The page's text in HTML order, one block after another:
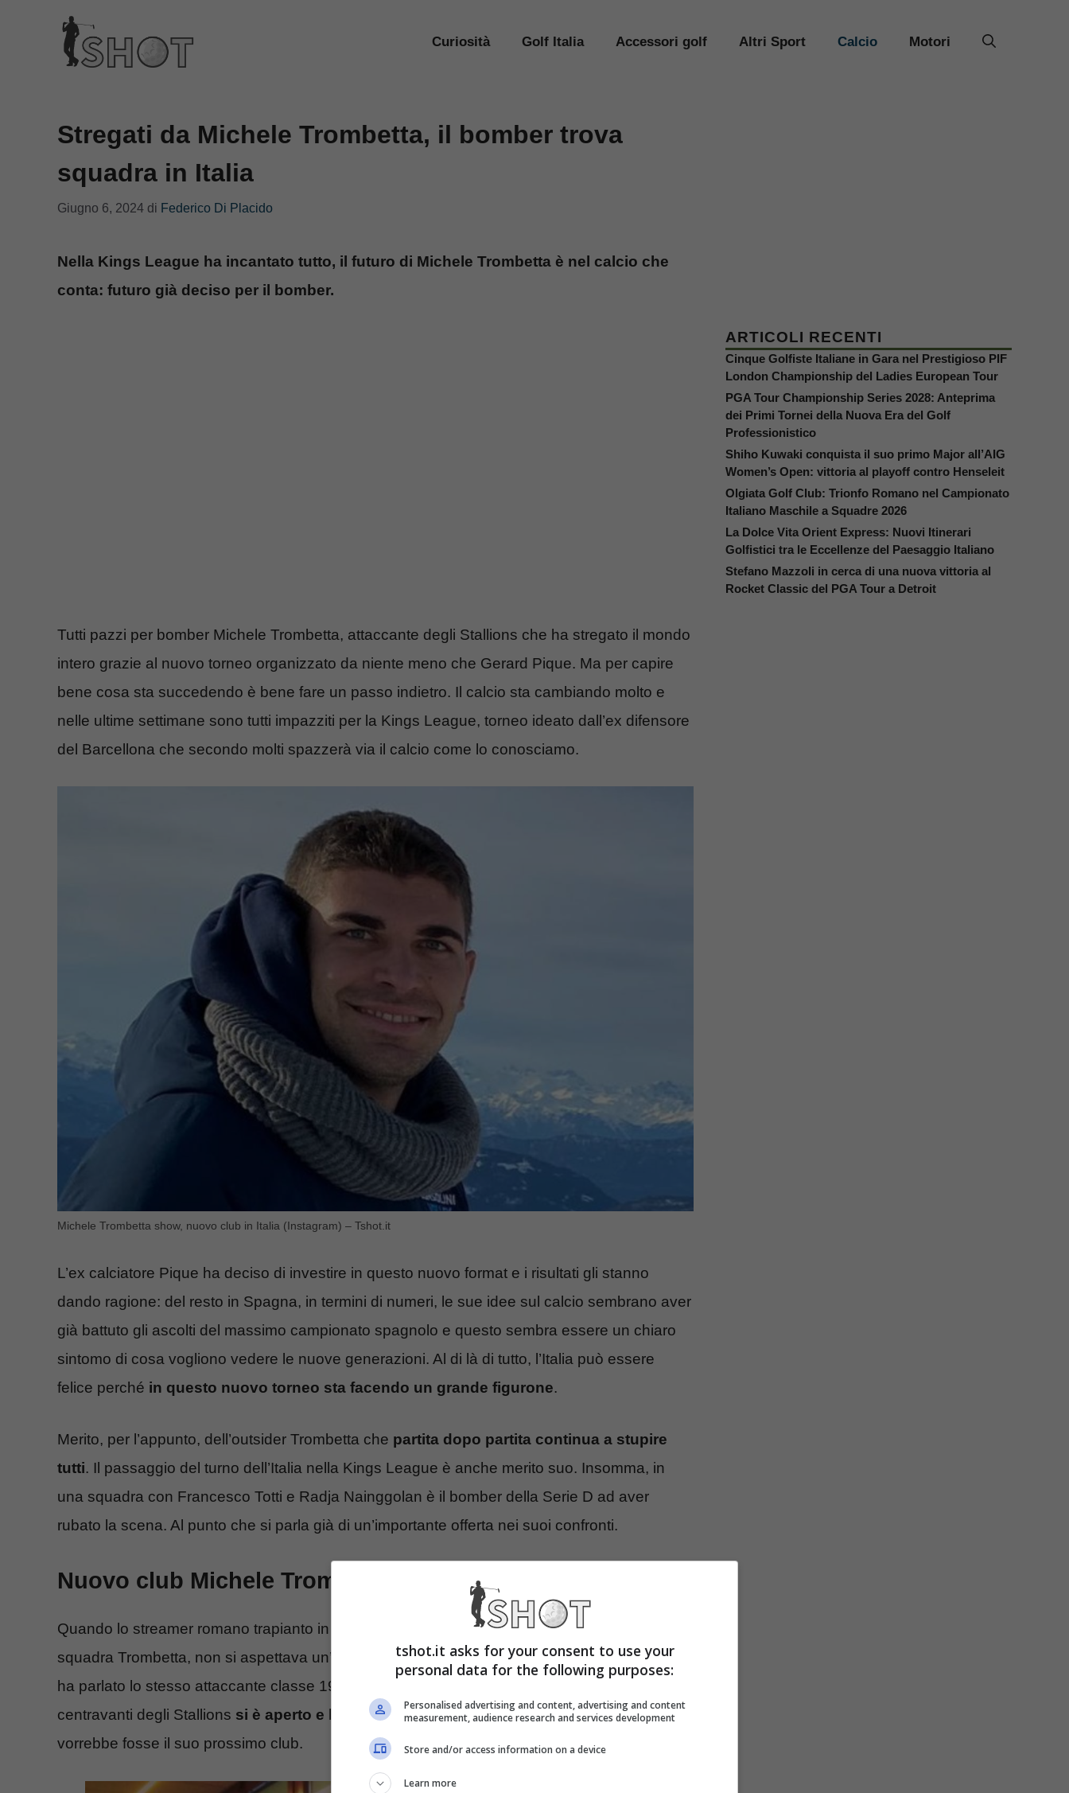
contenuto
Curiosità Golf Italia Accessori golf Altri Sport Calcio Motori
Stregati da Michele Trombetta, il bomber trova
squadra in Italia
Giugno 6, 2024 di Federico Di Placido
Nella Kings League ha incantato tutto, il futuro di Michele Trombetta è nel calcio che
conta: futuro già deciso per il bomber.
Tutti pazzi per bomber Michele Trombetta, attaccante degli Stallions che ha stregato il mondo
intero grazie al nuovo torneo organizzato da niente meno che Gerard Pique. Ma per capire
bene cosa sta succedendo è bene fare un passo indietro. Il calcio sta cambiando molto e
nelle ultime settimane sono tutti impazziti per la Kings League, torneo ideato dall’ex difensore
del Barcellona che secondo molti spazzerà via il calcio come lo conosciamo.
Michele Trombetta show, nuovo club in Italia (Instagram) – Tshot.it
L’ex calciatore Pique ha deciso di investire in questo nuovo format e i risultati gli stanno
dando ragione: del resto in Spagna, in termini di numeri, le sue idee sul calcio sembrano aver
già battuto gli ascolti del massimo campionato spagnolo e questo sembra essere un chiaro
sintomo di cosa vogliono vedere le nuove generazioni. Al di là di tutto, l’Italia può essere
felice perché in questo nuovo torneo sta facendo un grande figurone.
Merito, per l’appunto, dell’outsider Trombetta che partita dopo partita continua a stupire
tutti. Il passaggio del turno dell’Italia nella Kings League è anche merito suo. Insomma, in
una squadra con Francesco Totti e Radja Nainggolan è il bomber della Serie D ad aver
rubato la scena. Al punto che si parla già di un’importante offerta nei suoi confronti.
Nuovo club Michele Trombetta, svelato dove giocherà
Quando lo streamer romano trapianto in Spagna, noto come Blur, decise di chiamare in
squadra Trombetta, non si aspettava un’esplosione simile da parte sua. Di questo e di altro
ha parlato lo stesso attaccante classe 1994 in diretta su
centravanti degli Stallions si è aperto e ha parlato anche di futuro in Italiae di quello che
vorrebbe fosse il suo prossimo club.
ARTICOLI RECENTI
Cinque Golfiste Italiane in Gara nel Prestigioso PIF
London Championship del Ladies European Tour
PGA Tour Championship Series 2028: Anteprima
dei Primi Tornei della Nuova Era del Golf
Professionistico
Shiho Kuwaki conquista il suo primo Major all’AIG
Women’s Open: vittoria al playoff contro Henseleit
Olgiata Golf Club: Trionfo Romano nel Campionato
Italiano Maschile a Squadre 2026
La Dolce Vita Orient Express: Nuovi Itinerari
Golfistici tra le Eccellenze del Paesaggio Italiano
Stefano Mazzoli in cerca di una nuova vittoria al
Rocket Classic del PGA Tour a Detroit
tshot.it asks for your consent to use your
personal data for the following purposes:
Personalised advertising and content, advertising and content
measurement, audience research and services development
Store and/or access information on a device
Learn more